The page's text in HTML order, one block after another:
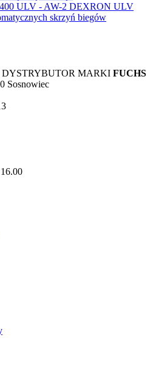
ULV - AW-2 DEXRON ULV
skrzyń biegów
MARKI FUCHS
Sosnowiec